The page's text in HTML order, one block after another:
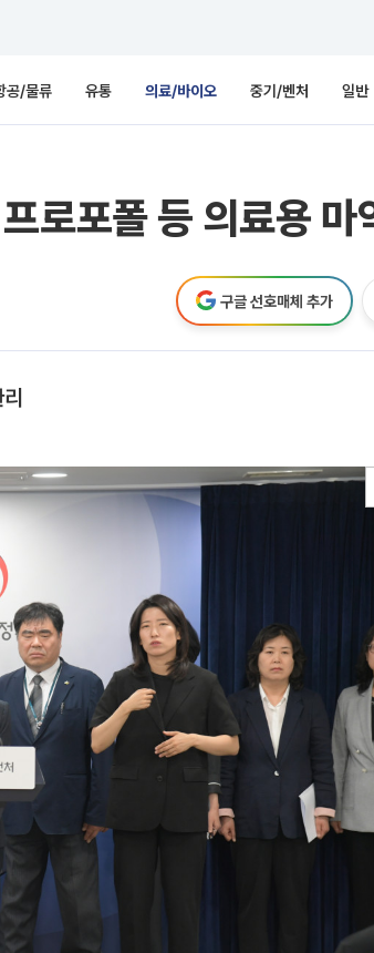
공/물류 유통 의료/바이오 중기/벤처 일반
포폴 등 의료용 마
구글 선호매체 추가